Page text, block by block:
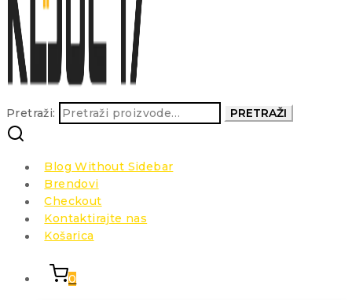
Pretraži: PRETRAŽI
Blog Without Sidebar
Brendovi
Checkout
Kontaktirajte nas
Košarica
0